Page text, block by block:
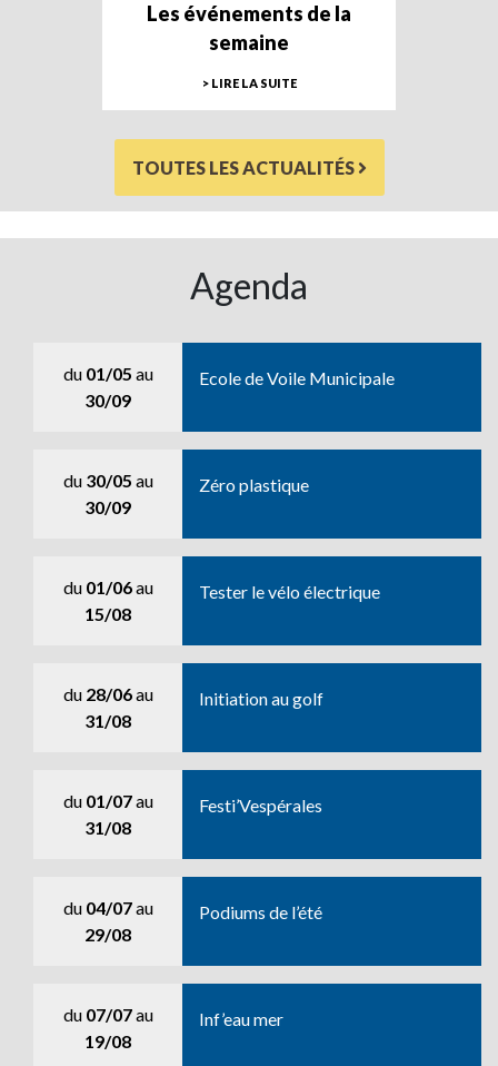
Les événements de la
semaine
> LIRE LA SUITE
TOUTES LES ACTUALITÉS
Agenda
du 01/05 au
30/09
Ecole de Voile Municipale
du 30/05 au
30/09
Zéro plastique
du 01/06au
15/08
Tester le vélo électrique
du 28/06au
31/08
Initiation au golf
du 01/07au
31/08
Festi’Vespérales
du 04/07au
29/08
Podiums de l’été
du 07/07au
19/08
Inf’eau mer